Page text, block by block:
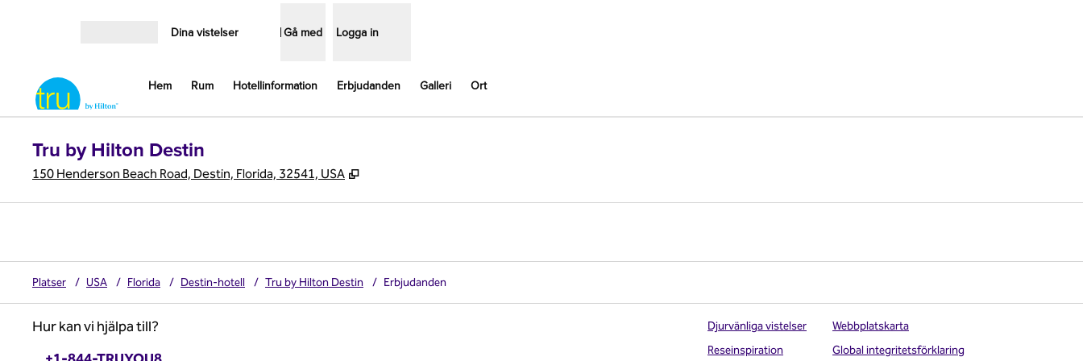
Dina vistelser Gå med Logga in
Hem Rum Hotellinformation Erbjudanden Galleri Ort
Tru by Hilton Destin
150 Henderson Beach Road, Destin, Florida, 32541, USA ,
Platser / USA / Florida / Destin-hotell / Tru by Hilton Destin / Erbjudanden
Hur kan vi hjälpa till?
Djurvänliga vistelser
Reseinspiration
Webbplatskarta
Global integritetsförklaring